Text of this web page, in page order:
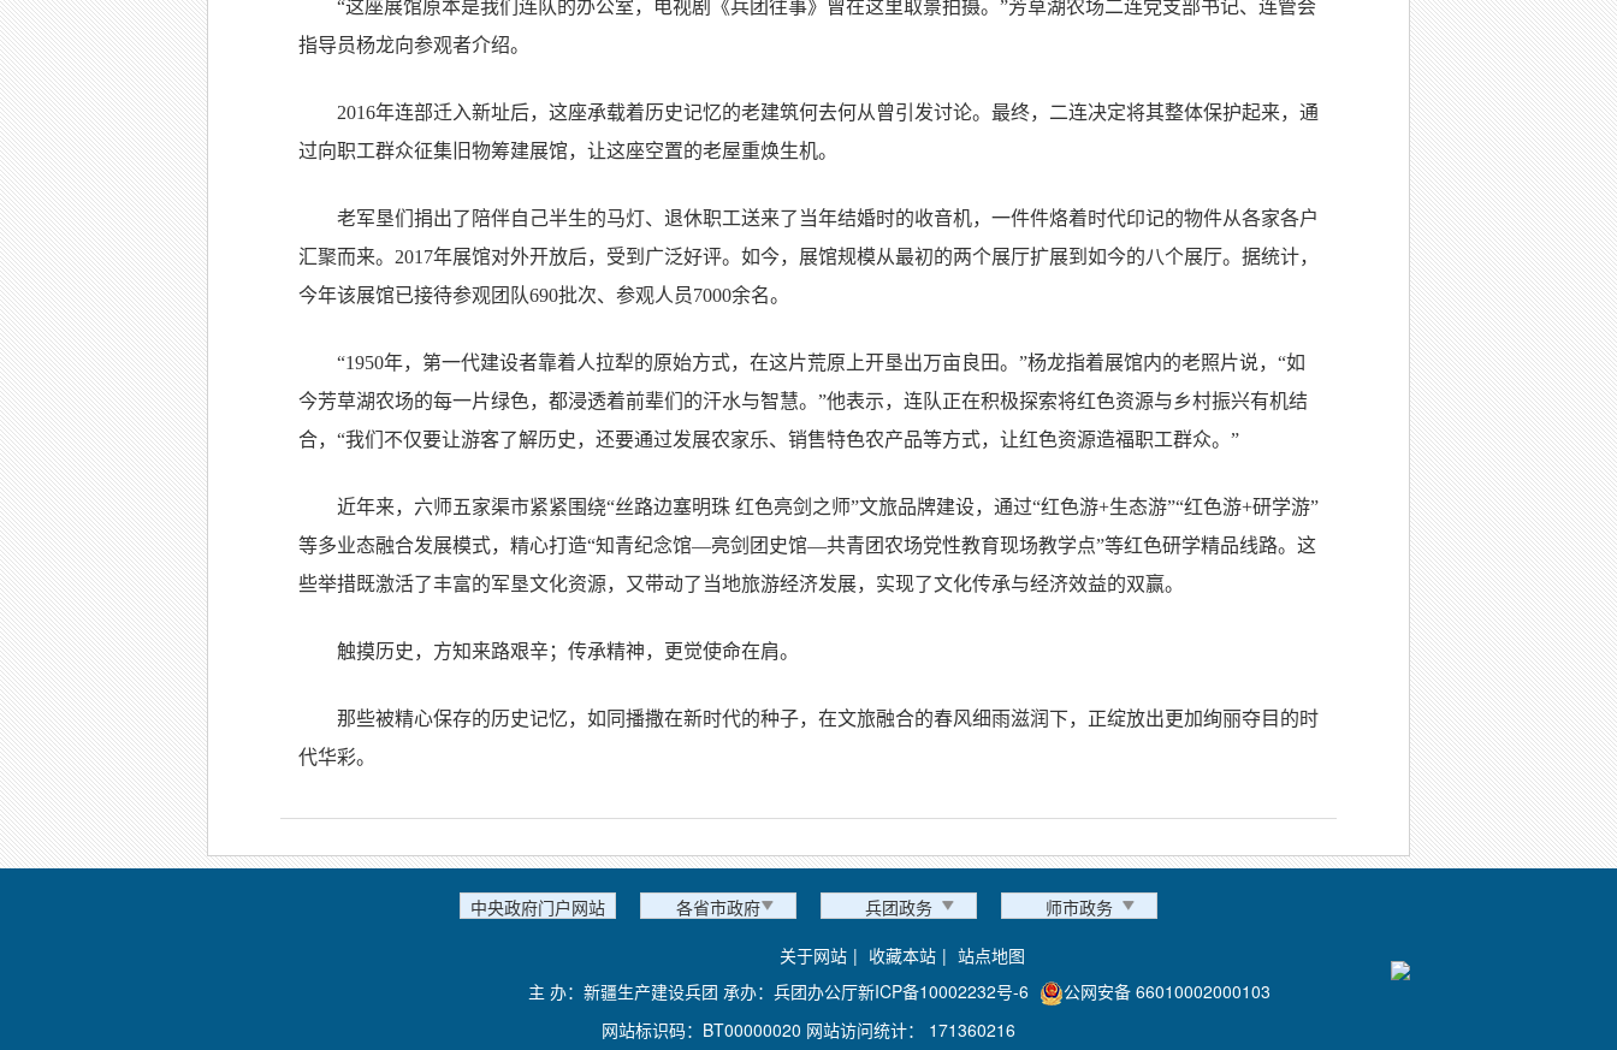
“这座展馆原本是我们连队的办公室，电视剧《兵团往事》曾在这里取景拍摄。”芳草湖农场二连党支部书记、连管会
指导员杨龙向参观者介绍。
2016年连部迁入新址后，这座承载着历史记忆的老建筑何去何从曾引发讨论。最终，二连决定将其整体保护起来，通
过向职工群众征集旧物筹建展馆，让这座空置的老屋重焕生机。
老军垦们捐出了陪伴自己半生的马灯、退休职工送来了当年结婚时的收音机，一件件烙着时代印记的物件从各家各户
汇聚而来。2017年展馆对外开放后，受到广泛好评。如今，展馆规模从最初的两个展厅扩展到如今的八个展厅。据统计，
今年该展馆已接待参观团队690批次、参观人员7000余名。
“1950年，第一代建设者靠着人拉犁的原始方式，在这片荒原上开垦出万亩良田。”杨龙指着展馆内的老照片说，“如
今芳草湖农场的每一片绿色，都浸透着前辈们的汗水与智慧。”他表示，连队正在积极探索将红色资源与乡村振兴有机结
合，“我们不仅要让游客了解历史，还要通过发展农家乐、销售特色农产品等方式，让红色资源造福职工群众。”
近年来，六师五家渠市紧紧围绕“丝路边塞明珠 红色亮剑之师”文旅品牌建设，通过“红色游+生态游”“红色游+研学游”
等多业态融合发展模式，精心打造“知青纪念馆—亮剑团史馆—共青团农场党性教育现场教学点”等红色研学精品线路。这
些举措既激活了丰富的军垦文化资源，又带动了当地旅游经济发展，实现了文化传承与经济效益的双赢。
触摸历史，方知来路艰辛；传承精神，更觉使命在肩。
那些被精心保存的历史记忆，如同播撒在新时代的种子，在文旅融合的春风细雨滋润下，正绽放出更加绚丽夺目的时
代华彩。
中央政府门户网站 各省市政府 兵团政务
师市政务
关于网站 | 收藏本站 | 站点地图
主 办：新疆生产建设兵团 承办：兵团办公厅新ICP备10002232号-6
公网安备 66010002000103
网站标识码：BT00000020 网站访问统计： 171360216